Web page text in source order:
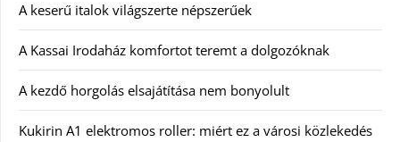
A keserű italok világszerte népszerűek
A Kassai Irodaház komfortot teremt a dolgozóknak
A kezdő horgolás elsajátítása nem bonyolult
Kukirin A1 elektromos roller: miért ez a városi közlekedés